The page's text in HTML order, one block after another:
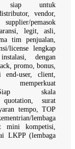
siap untuk
vendor,
pemasok
legit, asli,
tim penjualan,
license lengkap
dengan
promo, bonus,
user, client,
Siap skala
quotation, surat
tempo, TOP
lembaga
mini kompetisi,
LKPP (lembaga